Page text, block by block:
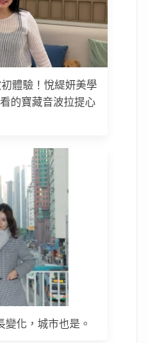
初體驗！悅緹妍美學
的寶藏音波拉提心
變化，城市也是。